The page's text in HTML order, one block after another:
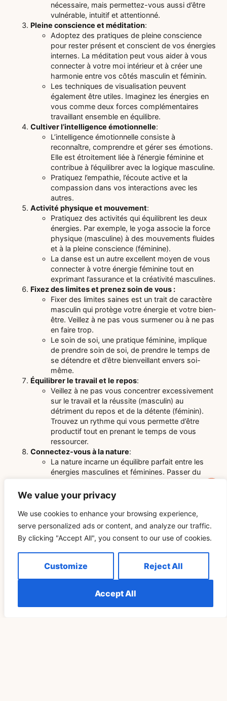
We value your privacy
We use cookies to enhance your browsing experience,
serve personalized ads or content, and analyze our traffic.
By clicking "Accept All", you consent to our use of cookies.
Customize Reject All
Accept All
nécessaire, mais permettez-vous aussi d’être
vulnérable, intuitif et attentionné.
Pleine conscience et méditation:
Adoptez des pratiques de pleine conscience
pour rester présent et conscient de vos énergies
internes. La méditation peut vous aider à vous
connecter à votre moi intérieur et à créer une
harmonie entre vos côtés masculin et féminin.
Les techniques de visualisation peuvent
également être utiles. Imaginez les énergies en
vous comme deux forces complémentaires
travaillant ensemble en équilibre.
Cultiver l’intelligence émotionnelle:
L’intelligence émotionnelle consiste à
reconnaître, comprendre et gérer ses émotions.
Elle est étroitement liée à l’énergie féminine et
contribue à l’équilibrer avec la logique masculine.
Pratiquez l’empathie, l’écoute active et la
compassion dans vos interactions avec les
autres.
Activité physique et mouvement:
Pratiquez des activités qui équilibrent les deux
énergies. Par exemple, le yoga associe la force
physique (masculine) à des mouvements fluides
et à la pleine conscience (féminine).
La danse est un autre excellent moyen de vous
connecter à votre énergie féminine tout en
exprimant l’assurance et la créativité masculines.
Fixez des limites et prenez soin de vous :
Fixer des limites saines est un trait de caractère
masculin qui protège votre énergie et votre bien-
être. Veillez à ne pas vous surmener ou à ne pas
en faire trop.
Le soin de soi, une pratique féminine, implique
de prendre soin de soi, de prendre le temps de
se détendre et d’être bienveillant envers soi-
même.
Équilibrer le travail et le repos:
Veillez à ne pas vous concentrer excessivement
sur le travail et la réussite (masculin) au
détriment du repos et de la détente (féminin).
Trouvez un rythme qui vous permette d’être
productif tout en prenant le temps de vous
ressourcer.
Connectez-vous à la nature:
La nature incarne un équilibre parfait entre les
énergies masculines et féminines. Passer du
reconnecter à ces rythmes naturels et à trouver
l’équilibre en vous.
Conclusion
L’équilibre entre les énergies masculine et féminine est un
voyage permanent de découverte de soi et de croissance.
En embrassant et en intégrant les deux énergies, vous
réside dans la conscience de soi, l’acceptation et la volonté
de cultiver et d’honorer les deux aspects de votre être.